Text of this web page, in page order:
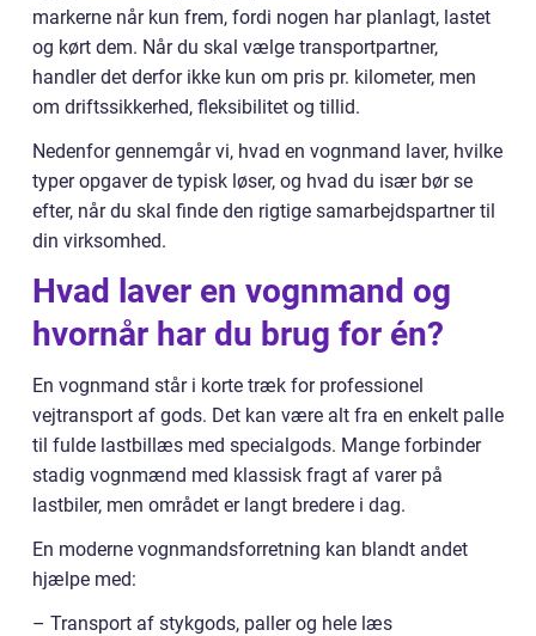
markerne når kun frem, fordi nogen har planlagt, lastet
og kørt dem. Når du skal vælge transportpartner,
handler det derfor ikke kun om pris pr. kilometer, men
om driftssikkerhed, fleksibilitet og tillid.
Nedenfor gennemgår vi, hvad en vognmand laver, hvilke
typer opgaver de typisk løser, og hvad du især bør se
efter, når du skal finde den rigtige samarbejdspartner til
din virksomhed.
Hvad laver en vognmand og
hvornår har du brug for én?
En vognmand står i korte træk for professionel
vejtransport af gods. Det kan være alt fra en enkelt palle
til fulde lastbillæs med specialgods. Mange forbinder
stadig vognmænd med klassisk fragt af varer på
lastbiler, men området er langt bredere i dag.
En moderne vognmandsforretning kan blandt andet
hjælpe med:
– Transport af stykgods, paller og hele læs